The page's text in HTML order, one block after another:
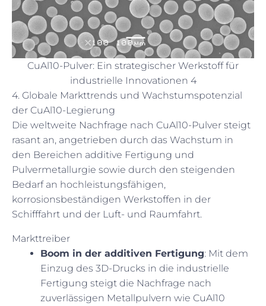
CuAl10-Pulver: Ein strategischer Werkstoff für
industrielle Innovationen 4
4. Globale Markttrends und Wachstumspotenzial
der CuAl10-Legierung
Die weltweite Nachfrage nach CuAl10-Pulver steigt
rasant an, angetrieben durch das Wachstum in
den Bereichen additive Fertigung und
Pulvermetallurgie sowie durch den steigenden
Bedarf an hochleistungsfähigen,
korrosionsbeständigen Werkstoffen in der
Schifffahrt und der Luft- und Raumfahrt.
Markttreiber
Boom in der additiven Fertigung: Mit dem
Einzug des 3D-Drucks in die industrielle
Fertigung steigt die Nachfrage nach
zuverlässigen Metallpulvern wie CuAl10